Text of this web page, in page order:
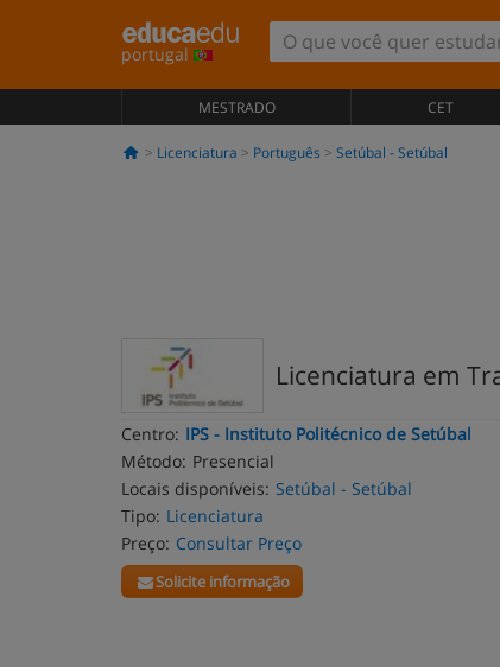
portugal
MESTRADO CET
Licenciatura Português Setúbal - Setúbal
Licenciatura em
Centro: IPS - Instituto Politécnico de Setúbal
Método: Presencial
Locais disponíveis: Setúbal - Setúbal
Tipo: Licenciatura
Preço: Consultar Preço
Solicite informação